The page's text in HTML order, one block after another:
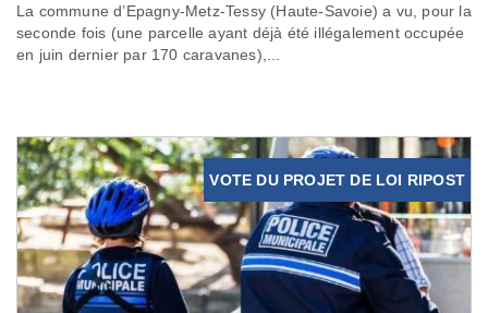
La commune d’Epagny-Metz-Tessy (Haute-Savoie) a vu, pour la
seconde fois (une parcelle ayant déjà été illégalement occupée
en juin dernier par 170 caravanes),...
VOTE DU PROJET DE LOI RIPOST